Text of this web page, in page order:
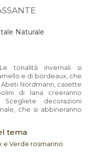
tonalità invernali si
e di bordeaux, che
Nordmann, casette
di lana creeranno
Scegliete decorazioni
che si abbineranno
tema
e Verde rosmarino